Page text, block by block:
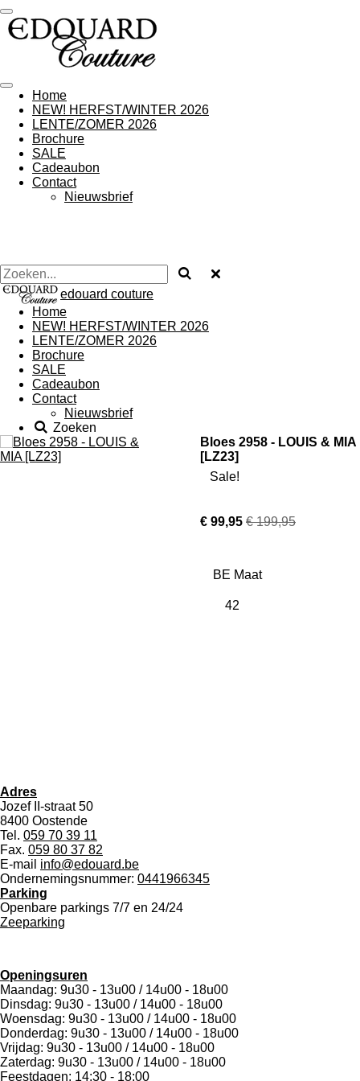
Ga
direct
naar
hoofdinhoud
Home
NEW! HERFST/WINTER 2026
LENTE/ZOMER 2026
Brochure
SALE
Cadeaubon
Contact
Nieuwsbrief
edouard couture
Home
NEW! HERFST/WINTER 2026
LENTE/ZOMER 2026
Brochure
SALE
Cadeaubon
Contact
Nieuwsbrief
Zoeken
Bloes 2958 - LOUIS & MIA
[LZ23]
Sale!
€ 99,95 € 199,95
BE Maat
Adres
Jozef II-straat 50
8400 Oostende
Tel. 059 70 39 11
Fax. 059 80 37 82
E-mail info@edouard.be
Ondernemingsnummer: 0441966345
Parking
Openbare parkings 7/7 en 24/24
Zeeparking
Openingsuren
Maandag: 9u30 - 13u00 / 14u00 - 18u00
Dinsdag: 9u30 - 13u00 / 14u00 - 18u00
Woensdag: 9u30 - 13u00 / 14u00 - 18u00
Donderdag: 9u30 - 13u00 / 14u00 - 18u00
Vrijdag: 9u30 - 13u00 / 14u00 - 18u00
Zaterdag: 9u30 - 13u00 / 14u00 - 18u00
Feestdagen: 14:30 - 18:00